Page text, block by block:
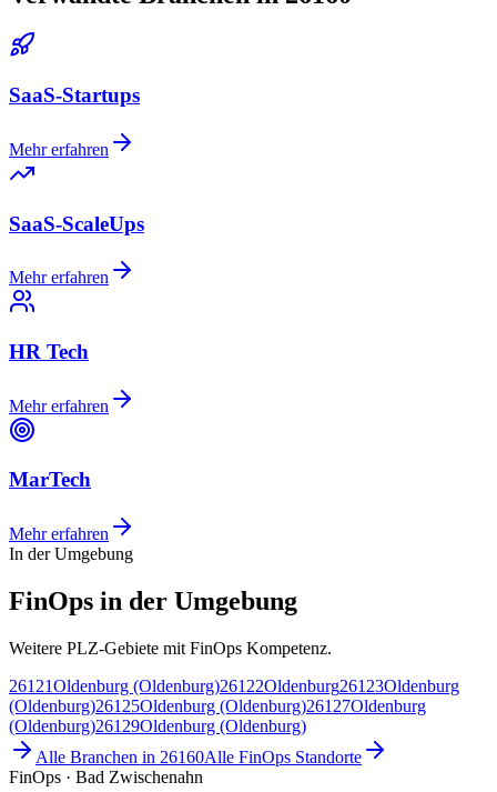
SaaS-Startups
Mehr erfahren
SaaS-ScaleUps
Mehr erfahren
HR Tech
Mehr erfahren
MarTech
Mehr erfahren
In der Umgebung
FinOps in der Umgebung
Weitere PLZ-Gebiete mit FinOps Kompetenz.
26121Oldenburg (Oldenburg)26122Oldenburg26123Oldenburg
(Oldenburg)26125Oldenburg (Oldenburg)26127Oldenburg
(Oldenburg)26129Oldenburg (Oldenburg)
Alle Branchen in 26160Alle FinOps Standorte
FinOps · Bad Zwischenahn